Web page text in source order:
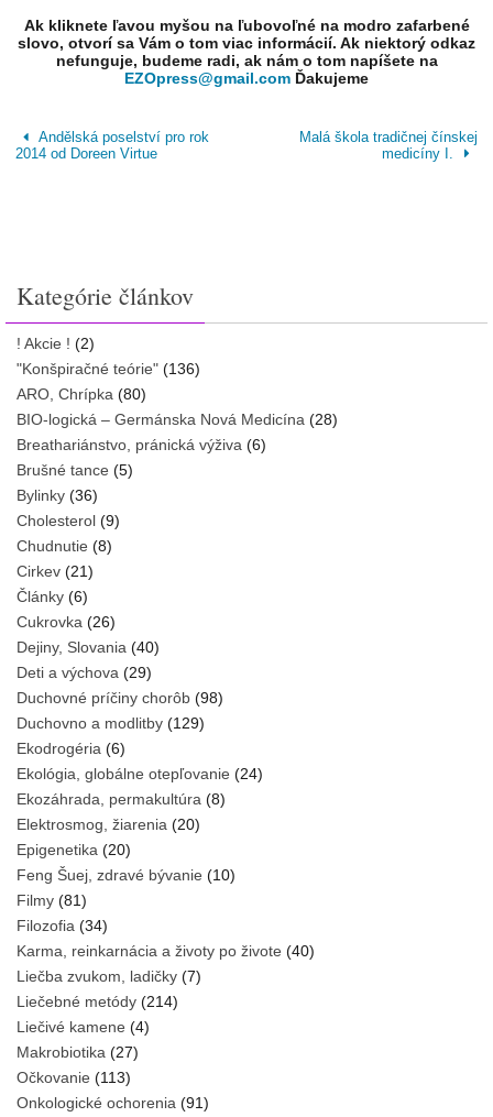
Ak kliknete ľavou myšou na ľubovoľné na modro zafarbené
slovo, otvorí sa Vám o tom viac informácií. Ak niektorý odkaz
nefunguje, budeme radi, ak nám o tom napíšete na
EZOpress@gmail.com Ďakujeme
Andělská poselství pro rok
2014 od Doreen Virtue
Malá škola tradičnej čínskej
medicíny I.
Kategórie článkov
! Akcie ! (2)
"Konšpiračné teórie" (136)
ARO, Chrípka (80)
BIO-logická – Germánska Nová Medicína (28)
Breathariánstvo, pránická výživa (6)
Brušné tance (5)
Bylinky (36)
Cholesterol (9)
Chudnutie (8)
Cirkev (21)
Články (6)
Cukrovka (26)
Dejiny, Slovania (40)
Deti a výchova (29)
Duchovné príčiny chorôb (98)
Duchovno a modlitby (129)
Ekodrogéria (6)
Ekológia, globálne otepľovanie (24)
Ekozáhrada, permakultúra (8)
Elektrosmog, žiarenia (20)
Epigenetika (20)
Feng Šuej, zdravé bývanie (10)
Filmy (81)
Filozofia (34)
Karma, reinkarnácia a životy po živote (40)
Liečba zvukom, ladičky (7)
Liečebné metódy (214)
Liečivé kamene (4)
Makrobiotika (27)
Očkovanie (113)
Onkologické ochorenia (91)